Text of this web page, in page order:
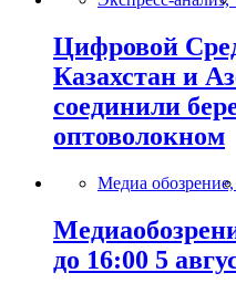
Цифровой
Казахстан и
соединили
оптоволокном
Медиа обозрение,
до 16:00 5